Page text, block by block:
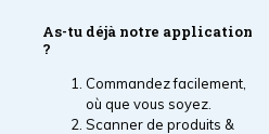
As-tu déjà notre application
?
Commandez facilement,
où que vous soyez.
Scanner de produits &